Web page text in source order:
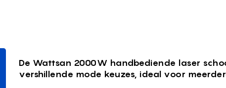
2000W
De Wattsan 2000W handbediende laser
vershillende mode keuzes, ideal voor